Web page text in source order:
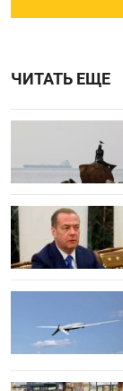
ЧИТАТЬ ЕЩЕ